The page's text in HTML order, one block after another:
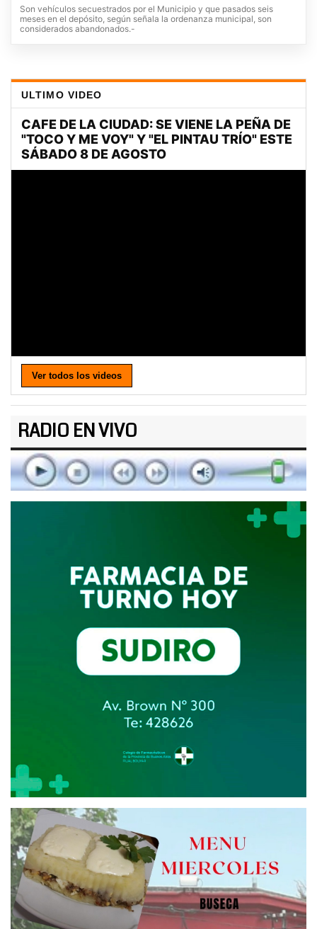
Son vehículos secuestrados por el Municipio y que pasados seis
meses en el depósito, según señala la ordenanza municipal, son
considerados abandonados.-
ULTIMO VIDEO
Ver todos los videos
RADIO EN VIVO